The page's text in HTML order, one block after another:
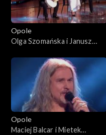
Opole
Olga Szomańska i Janusz
nieznajomej”. 63. KFPP:
Koncert „Autobiografia.
Jubileusz Bogdana Olewicza”
Opole
Maciej Balcar i Mietek